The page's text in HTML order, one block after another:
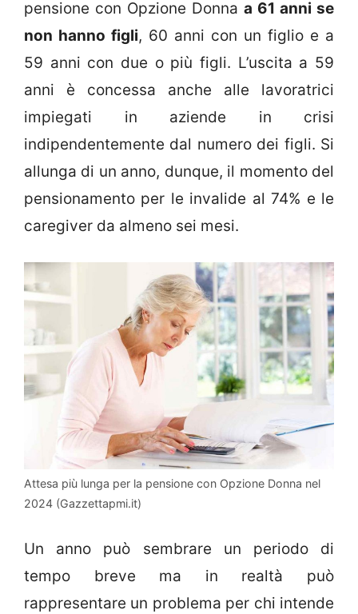
pensione con Opzione Donna a 61 anni se
non hanno figli, 60 anni con un figlio e a
59 anni con due o più figli. L’uscita a 59
anni è concessa anche alle lavoratrici
impiegati in aziende in crisi
indipendentemente dal numero dei figli. Si
allunga di un anno, dunque, il momento del
pensionamento per le invalide al 74% e le
caregiver da almeno sei mesi.
Attesa più lunga per la pensione con Opzione Donna nel
2024 (Gazzettapmi.it)
Un anno può sembrare un periodo di
tempo breve ma in realtà può
rappresentare un problema per chi intende